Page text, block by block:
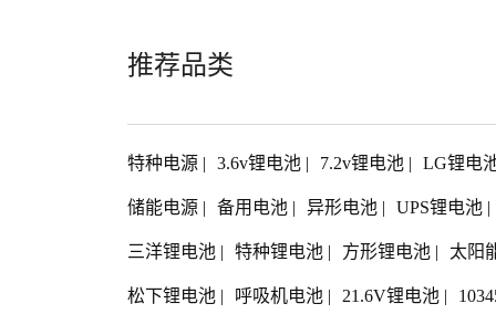
推荐品类
特种电源 | 3.6v锂电池 | 7.2v锂电池 | LG锂电
储能电源 | 备用电池 | 异形电池 | UPS锂电池 |
三洋锂电池 | 特种锂电池 | 方形锂电池 | 太阳
松下锂电池 | 呼吸机电池 | 21.6V锂电池 |